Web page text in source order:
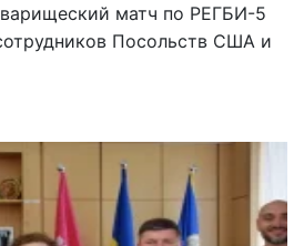
матч по РЕГБИ-5
Посольств США и